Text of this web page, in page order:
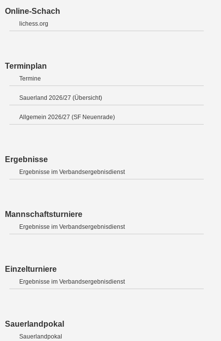
Online-Schach
lichess.org
Terminplan
Termine
Sauerland 2026/27 (Übersicht)
Allgemein 2026/27 (SF Neuenrade)
Ergebnisse
Ergebnisse im Verbandsergebnisdienst
Mannschaftsturniere
Ergebnisse im Verbandsergebnisdienst
Einzelturniere
Ergebnisse im Verbandsergebnisdienst
Sauerlandpokal
Sauerlandpokal